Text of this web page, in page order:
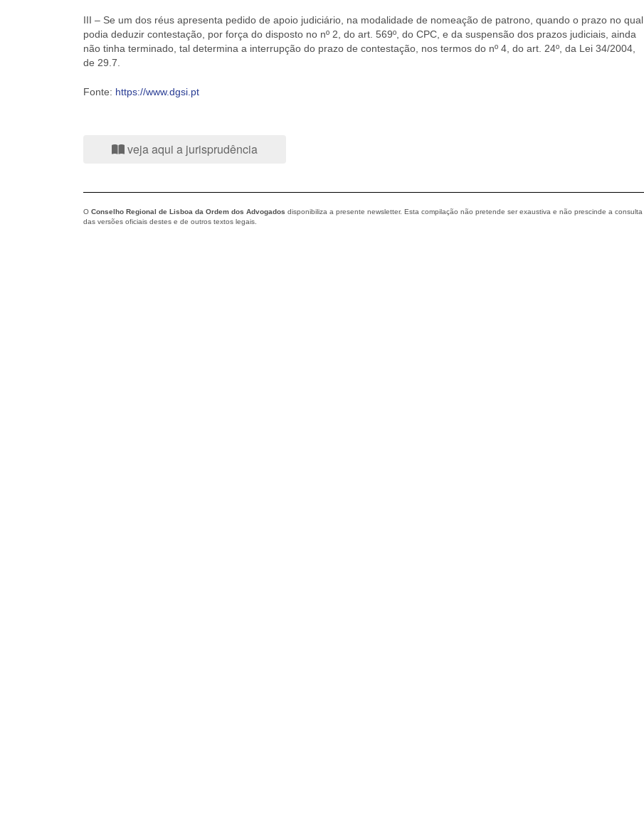
III – Se um dos réus apresenta pedido de apoio judiciário, na modalidade de nomeação de patrono, quando o prazo no qual
podia deduzir contestação, por força do disposto no nº 2, do art. 569º, do CPC, e da suspensão dos prazos judiciais, ainda
não tinha terminado, tal determina a interrupção do prazo de contestação, nos termos do nº 4, do art. 24º, da Lei 34/2004,
de 29.7.
Fonte: https://www.dgsi.pt
veja aqui a jurisprudência
O Conselho Regional de Lisboa da Ordem dos Advogados disponibiliza a presente newsletter. Esta compilação não pretende ser exaustiva e não prescinde a consulta
das versões oficiais destes e de outros textos legais.